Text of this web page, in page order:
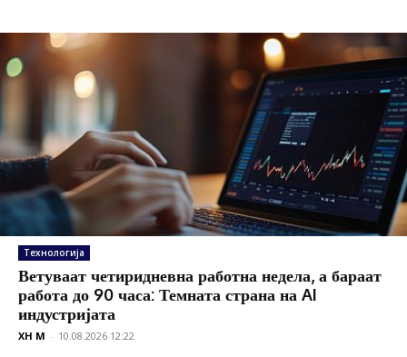
Технологија
Ветуваат четиридневна работна недела, а бараат
работа до 90 часа: Темната страна на AI
индустријата
XH M - 10.08.2026 12:22